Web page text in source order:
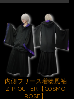
内側フリース着物風袖
ZIP OUTER【COSMO
ROSE】